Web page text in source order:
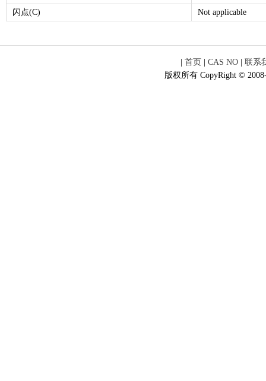
闪点(C)
Not applicable
首页 CAS NO
联系
版权所有 CopyRight ©